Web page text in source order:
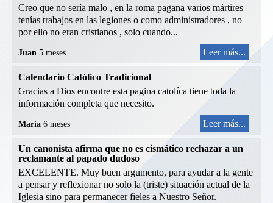
Creo que no sería malo , en la roma pagana varios mártires
tenías trabajos en las legiones o como administradores , no
por ello no eran cristianos , solo cuando...
Juan 5 meses Leer más...
Calendario Católico Tradicional
Gracias a Dios encontre esta pagina catolíca tiene toda la
información completa que necesito.
Maria 6 meses Leer más...
Un canonista afirma que no es cismático rechazar a un
reclamante al papado dudoso
EXCELENTE. Muy buen argumento, para ayudar a la gente
a pensar y reflexionar no solo la (triste) situación actual de la
Iglesia sino para permanecer fieles a Nuestro Señor.